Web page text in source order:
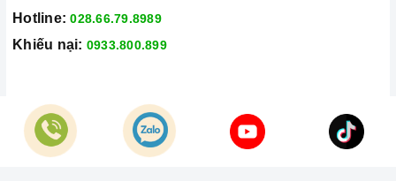
Hotline: 028.66.79.8989
Khiếu nại: 0933.800.899
© Bản quyền thuộc vềCông Ty TNHH Home Best Việt Nam
Cung cấp bởi
Sapo